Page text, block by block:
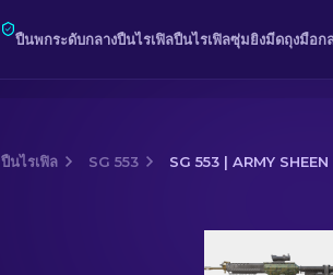
ปืนพกระดับกลางปืนไรเฟิลปืนไรเฟิลซุ่มยิงมีดถุงมือก
ปืนไรเฟิล SG 553 SG 553 | ARMY SHEEN